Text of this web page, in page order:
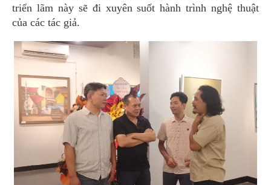
triển lãm này sẽ đi xuyên suốt hành trình nghệ thuật
của các tác giả.